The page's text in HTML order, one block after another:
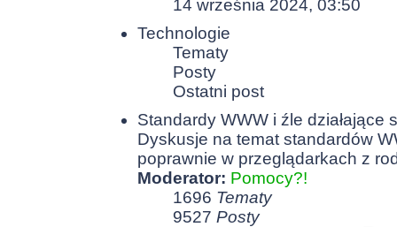
14 września 2024, 03:50
Technologie
Tematy
Posty
Ostatni post
Standardy WWW i źle działające
Dyskusje na temat standardów
poprawnie w przeglądarkach z
Moderator: Pomocy?!
1696 Tematy
9527 Posty